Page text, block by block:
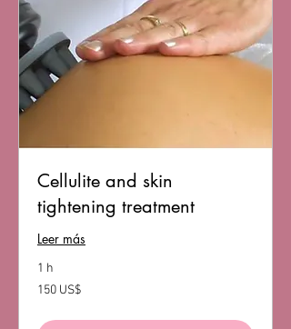
Cellulite and skin
tightening treatment
Leer más
1 h
150
dólares
150 US$